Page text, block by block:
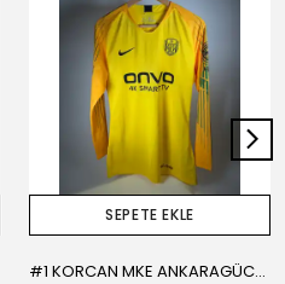
SEPETE EKLE
#1 KORCAN MKE ANKARAGÜCÜ 2019-2020 KALECİ - MEDIUM